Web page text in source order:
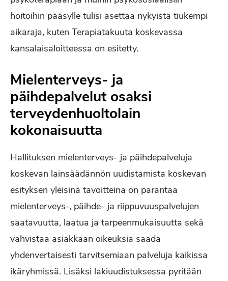
hoitoihin pääsylle tulisi asettaa nykyistä tiukempi
aikaraja, kuten Terapiatakuuta koskevassa
kansalaisaloitteessa on esitetty.
Mielenterveys- ja
päihdepalvelut osaksi
terveydenhuoltolain
kokonaisuutta
Hallituksen mielenterveys- ja päihdepalveluja
koskevan lainsäädännön uudistamista koskevan
esityksen yleisinä tavoitteina on parantaa
mielenterveys‐, päihde‐ ja riippuvuuspalvelujen
saatavuutta, laatua ja tarpeenmukaisuutta sekä
vahvistaa asiakkaan oikeuksia saada
yhdenvertaisesti tarvitsemiaan palveluja kaikissa
ikäryhmissä. Lisäksi lakiuudistuksessa pyritään